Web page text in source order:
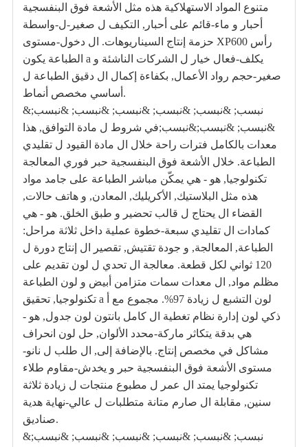
متنوع المواد الاستهلاكية هذه مثل الأشعة فوق البنفسجية
أحبار و ماء-قائم على أحبار, التكيف ل صغير-ل-واسطة
حزمة إنتاج السيناريوهات. ال دخول-مستوى XP600 رأس
الطباعة يكون a يكلف-فعال خيار ل الشركات الناشئة و
صغير-حجم رواد الأعمال, بكفاءة إكمال ال دقيق الطباعة ل
أساسي مخصص أنماط.
&نبسب; &نبسب; &نبسب; &نبسب; &نبسب; &نبسب;
&نبسب; &نبسب;&نبسب;في شروط ل مادة التوافق, هذا
معدات بالكامل فترات راحة خلال ال مادة القيود ل تقليدي
الطباعة. خلال الأشعة فوق البنفسجية حبر فوري المعالجة
تكنولوجيا, هو - هي يمكّن مباشر الطباعة على جامد مواد
هذه مثل البلاستيك, الأكريليك, المعادن, و هاتف حالات,
القضاء ال يحتاج ل قالب تحضير و طبق الخلق. هو - هي
كمادات ال تقليدي سبعة-خطوة عملية داخل ثلاثة مراحل:
الطباعة, المعالجة, و جودة تقتيش, تقصير ال إنتاج دورة ل
120 ثواني لكل قطعة. معالجة ال تحدي ل لون تقديم على
مظلم مواد, ال معدات سمات متزامن أبيض و لون الطباعة
تكنولوجيا, تحقيق a لون التشبع ل زيادة 97%. مجموع مع أ
ذكي لون إدارة نظام تغطية ال كامل بانتون لون جدول, هو -
هي بدقة يتكاثر ماركة-محدد الألوان, حل لون انحراف
مشاكل في مخصص إنتاج. بالإضافة إلى, ال طلب ل نانو-
مستوى الأشعة فوق البنفسجية حبر و يخدش-مقاوم طلاء
تكنولوجيا يمتد ال عمر ل مطبوع منتجات ل زيادة ثلاثة
سنين, مقابلة ال صارم متانة متطلبات ل عالي-نهاية هدية
صناديق.
&نبسب; &نبسب; &نبسب; &نبسب; &نبسب; &نبسب;